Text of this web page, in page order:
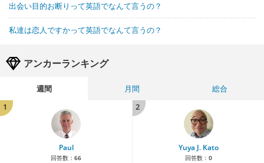
出会い目的お断りって英語でなんて言うの？
私達は恋人ですかって英語でなんて言うの？
アンカーランキング
週間 月間
総合
1
Paul
回答数： 66
2
Yuya J. Kato
回答数： 0